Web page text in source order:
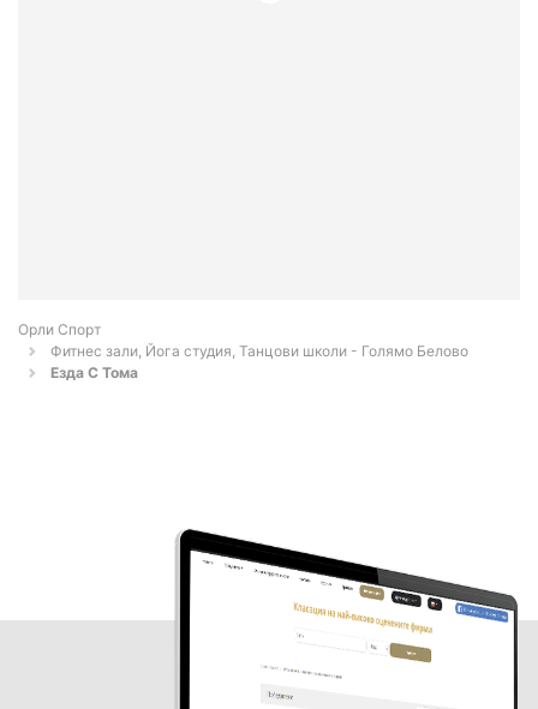
Орли Спорт
Фитнес зали, Йога студия, Танцови школи - Голямо Белово
Езда С Тома